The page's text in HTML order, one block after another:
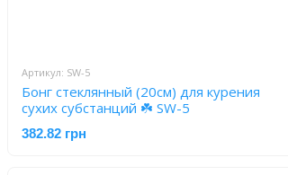
Артикул: SW-5
Бонг стеклянный (20см) для курения
сухих субстанций ☘️ SW-5
382.82 грн